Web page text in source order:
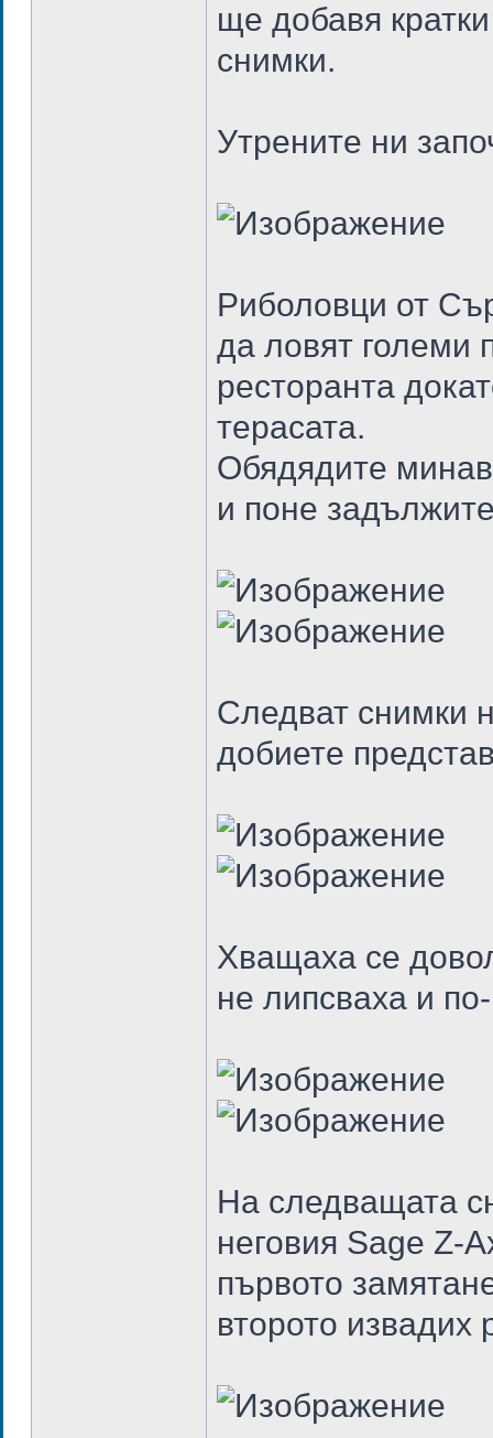
ще добавя
снимки.
Утрените ни
Риболовци от
да ловят големи
ресторанта
терасата.
Обядядите
и поне
Следват снимки
добиете
Хващаха се
не липсваха и
На следващата
неговия Sage Z-
първото
второто извадих